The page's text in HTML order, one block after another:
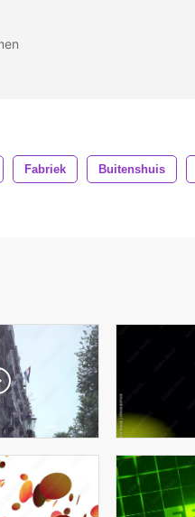
Fabriek Buitenshuis